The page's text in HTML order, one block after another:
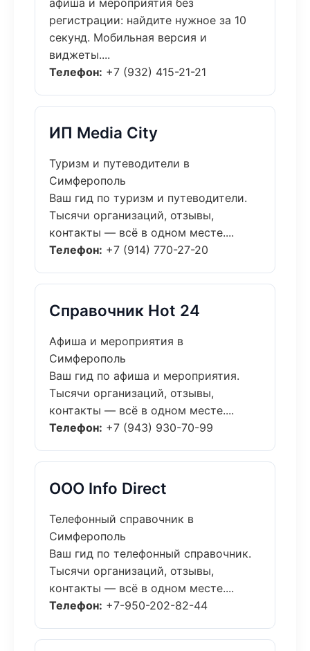
афиша и мероприятия без
регистрации: найдите нужное за 10
секунд. Мобильная версия и
виджеты....
Телефон: +7 (932) 415-21-21
ИП Media City
Туризм и путеводители в
Симферополь
Ваш гид по туризм и путеводители.
Тысячи организаций, отзывы,
контакты — всё в одном месте....
Телефон: +7 (914) 770-27-20
Справочник Hot 24
Афиша и мероприятия в
Симферополь
Ваш гид по афиша и мероприятия.
Тысячи организаций, отзывы,
контакты — всё в одном месте....
Телефон: +7 (943) 930-70-99
ООО Info Direct
Телефонный справочник в
Симферополь
Ваш гид по телефонный справочник.
Тысячи организаций, отзывы,
контакты — всё в одном месте....
Телефон: +7-950-202-82-44